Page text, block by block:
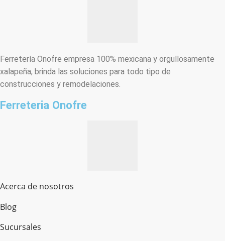
Ferretería Onofre empresa 100% mexicana y orgullosamente
xalapeña, brinda las soluciones para todo tipo de
construcciones y remodelaciones.
Ferreteria Onofre
Acerca de nosotros
Blog
Sucursales